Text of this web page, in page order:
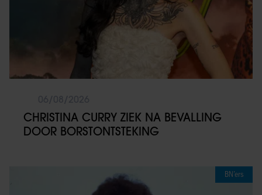
CHRISTINA CURRY ZIEK NA BEVALLING
DOOR BORSTONTSTEKING
BN’ers